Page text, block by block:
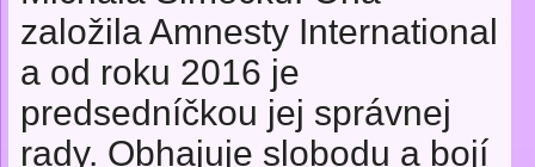
založila Amnesty International
a od roku 2016 je
predsedníčkou jej správnej
rady. Obhajuje slobodu a bojí